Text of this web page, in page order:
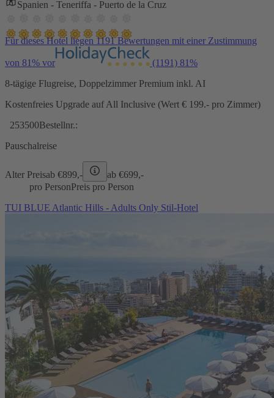
Spanien - Teneriffa - Puerto de la Cruz
Für dieses Hotel liegen 1191 Bewertungen mit einer Zustimmung
von 81% vor (1191) 81%
8-tägige Flugreise, Doppelzimmer Premium inkl. AI
Kostenfreies Upgrade auf All Inclusive (Wert € 199.- pro Zimmer)
253500Bestellnr.:
Pauschalreise
Alter Preisab €899,- ab €699,-
pro PersonPreis pro Person
TUI BLUE Atlantic Hills - Adults Only Stil-Hotel